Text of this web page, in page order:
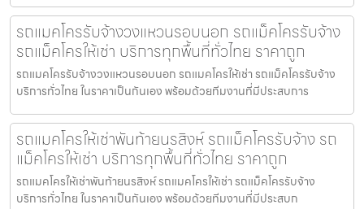
รถแมคโครรับจ้างวงแหวนรอบนอก รถแม็คโครรับจ้าง
รถแม็คโครให้เช่า บริการทุกพื้นที่ทั่วไทย ราคาถูก
รถแมคโครรับจ้างวงแหวนรอบนอก รถแมคโครให้เช่า รถแม็คโครรับจ้าง
บริการทั่วไทย ในราคาเป็นกันเอง พร้อมด้วยทีมงานที่มีประสบการ
รถแมคโครให้เช่าพันท้ายนรสิงห์ รถแม็คโครรับจ้าง รถ
แม็คโครให้เช่า บริการทุกพื้นที่ทั่วไทย ราคาถูก
รถแมคโครให้เช่าพันท้ายนรสิงห์ รถแมคโครให้เช่า รถแม็คโครรับจ้าง
บริการทั่วไทย ในราคาเป็นกันเอง พร้อมด้วยทีมงานที่มีประสบก